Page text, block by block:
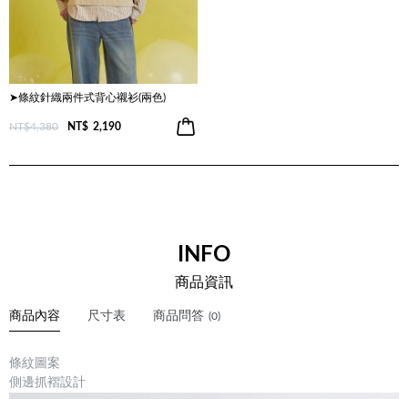
➤條紋針織兩件式背心襯衫(兩色)
NT$4,380 NT$ 2,190
INFO
商品資訊
商品內容 尺寸表 商品問答 (0)
條紋圖案
側邊抓褶設計